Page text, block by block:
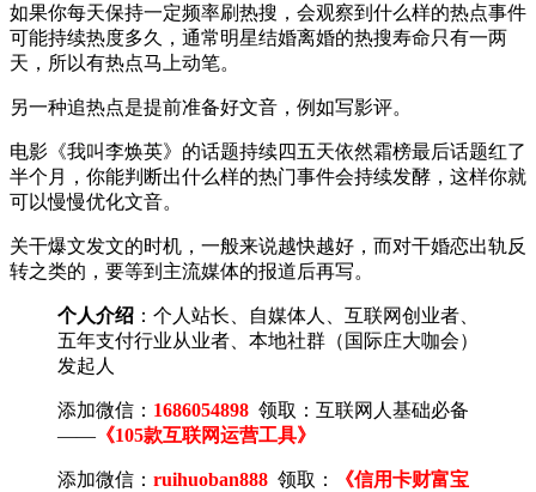
如果你每天保持一定频率刷热搜，会观察到什么样的热点事件
可能持续热度多久，通常明星结婚离婚的热搜寿命只有一两
天，所以有热点马上动笔。
另一种追热点是提前准备好文音，例如写影评。
电影《我叫李焕英》的话题持续四五天依然霜榜最后话题红了
半个月，你能判断出什么样的热门事件会持续发酵，这样你就
可以慢慢优化文音。
关干爆文发文的时机，一般来说越快越好，而对干婚恋出轨反
转之类的，要等到主流媒体的报道后再写。
个人介绍 ：个人站长、自媒体人、互联网创业者、
五年支付行业从业者、本地社群（国际庄大咖会）
发起人
添加微信： 1686054898 领取：互联网人基础必备
—— 《105款互联网运营工具》
添加微信： ruihuoban888 领取：
《信用卡财富宝